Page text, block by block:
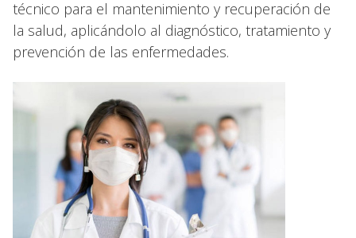
técnico para el mantenimiento y recuperación de
la salud, aplicándolo al diagnóstico, tratamiento y
prevención de las enfermedades.